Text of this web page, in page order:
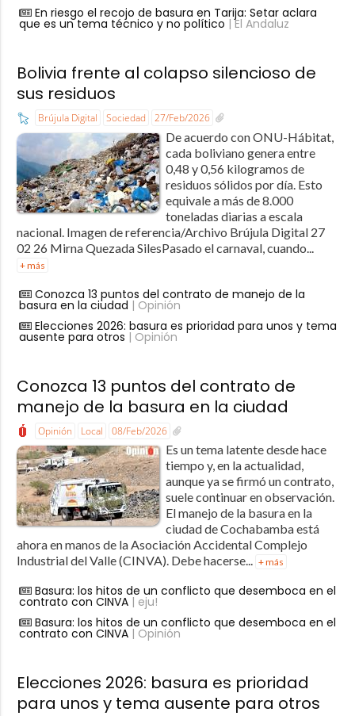
En riesgo el recojo de basura en Tarija: Setar aclara
que es un tema técnico y no político | El Andaluz
Bolivia frente al colapso silencioso de
sus residuos
Brújula Digital Sociedad 27/Feb/2026
De acuerdo con ONU-Hábitat,
cada boliviano genera entre
0,48 y 0,56 kilogramos de
residuos sólidos por día. Esto
equivale a más de 8.000
toneladas diarias a escala
nacional. Imagen de referencia/Archivo Brújula Digital 27
02 26 Mirna Quezada SilesPasado el carnaval, cuando...
+ más
Conozca 13 puntos del contrato de manejo de la
basura en la ciudad | Opinión
Elecciones 2026: basura es prioridad para unos y tema
ausente para otros | Opinión
Conozca 13 puntos del contrato de
manejo de la basura en la ciudad
Opinión Local 08/Feb/2026
Es un tema latente desde hace
tiempo y, en la actualidad,
aunque ya se firmó un contrato,
suele continuar en observación.
El manejo de la basura en la
ciudad de Cochabamba está
ahora en manos de la Asociación Accidental Complejo
Industrial del Valle (CINVA). Debe hacerse... + más
Basura: los hitos de un conflicto que desemboca en el
contrato con CINVA| eju!
Basura: los hitos de un conflicto que desemboca en el
contrato con CINVA| Opinión
Elecciones 2026: basura es prioridad
para unos y tema ausente para otros